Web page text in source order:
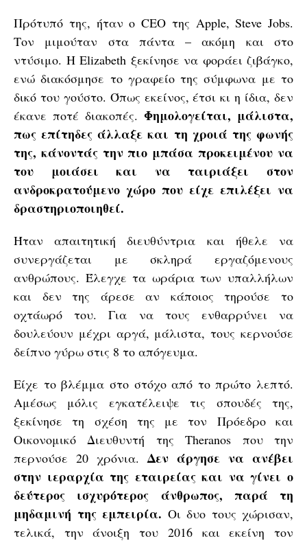
Πρότυπό της, ήταν ο CEO της Apple, Steve Jobs.
Τον μιμούταν στα πάντα – ακόμη και στο
ντύσιμο. Η Elizabeth ξεκίνησε να φοράει ζιβάγκο,
ενώ διακόσμησε το γραφείο της σύμφωνα με το
δικό του γούστο. Όπως εκείνος, έτσι κι η ίδια, δεν
έκανε ποτέ διακοπές. Φημολογείται, μάλιστα,
πως επίτηδες άλλαξε και τη χροιά της φωνής
της, κάνοντάς την πιο μπάσα προκειμένου να
του μοιάσει και να ταιριάξει στον
ανδροκρατούμενο χώρο που είχε επιλέξει να
δραστηριοποιηθεί.
Ήταν απαιτητική διευθύντρια και ήθελε να
συνεργάζεται με σκληρά εργαζόμενους
ανθρώπους. Έλεγχε τα ωράρια των υπαλλήλων
και δεν της άρεσε αν κάποιος τηρούσε το
οχτάωρό του. Για να τους ενθαρρύνει να
δουλεύουν μέχρι αργά, μάλιστα, τους κερνούσε
δείπνο γύρω στις 8 το απόγευμα.
Είχε το βλέμμα στο στόχο από το πρώτο λεπτό.
Αμέσως μόλις εγκατέλειψε τις σπουδές της,
ξεκίνησε τη σχέση της με τον Πρόεδρο και
Οικονομικό Διευθυντή της Theranos που την
περνούσε 20 χρόνια.Δεν άργησε να ανέβει
στην ιεραρχία της εταιρείας και να γίνει ο
δεύτερος ισχυρότερος άνθρωπος, παρά τη
μηδαμινή της εμπειρία. Οι δυο τους χώρισαν,
τελικά, την άνοιξη του 2016 και εκείνη τον